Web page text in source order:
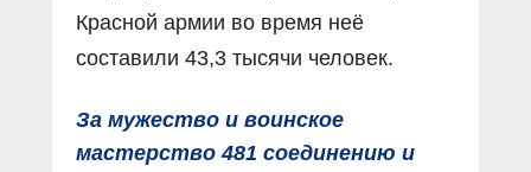
Красной армии во время неё
составили 43,3 тысячи человек.
За мужество и воинское
мастерство 481 соединению и